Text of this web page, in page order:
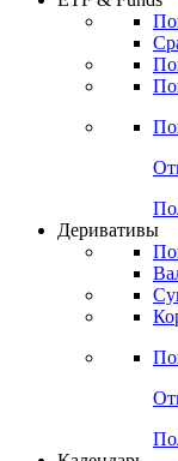
ETF & Funds
Деривативы